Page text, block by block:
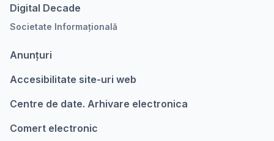
Digital Decade
Societate Informațională
Anunțuri
Accesibilitate site-uri web
Centre de date. Arhivare electronica
Comert electronic